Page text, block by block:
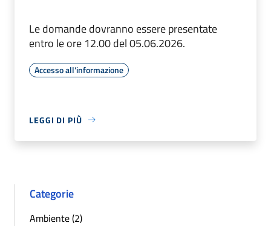
Le domande dovranno essere presentate
entro le ore 12.00 del 05.06.2026.
Accesso all'informazione
LEGGI DI PIÙ
Categorie
Ambiente (2)